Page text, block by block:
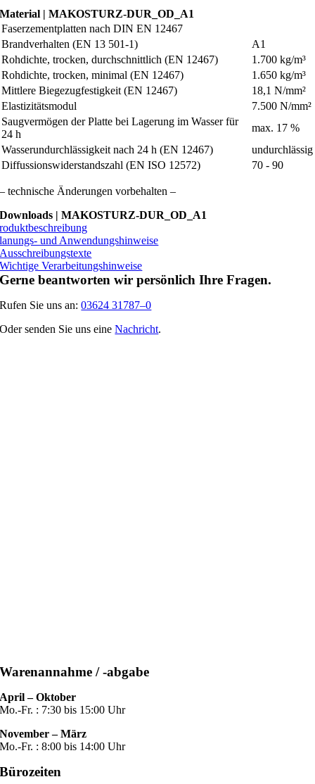
Material | MAKOSTURZ-DUR_OD_A1
Faserzementplatten nach DIN EN 12467
Brandverhalten (EN 13 501-1)
A1
Rohdichte, trocken, durchschnittlich (EN 12467)
1.700 kg/m³
Rohdichte, trocken, minimal (EN 12467)
1.650 kg/m³
Mittlere Biegezugfestigkeit (EN 12467)
18,1 N/mm²
Elastizitätsmodul
7.500 N/mm²
Saugvermögen der Platte bei Lagerung im Wasser für
24 h
max. 17 %
Wasserundurchlässigkeit nach 24 h (EN 12467)
undurchlässig
Diffussionswiderstandszahl (EN ISO 12572)
70 - 90
– technische Änderungen vorbehalten –
Downloads | MAKOSTURZ-DUR_OD_A1
und Anwendungshinweise
Ausschreibungstexte
Wichtige Verarbeitungshinweise
Gerne beantworten wir persönlich Ihre Fragen.
Rufen Sie uns an:03624 31787–0
Oder senden Sie uns eineNachricht.
Warenannahme / -abgabe
April – Oktober
Mo.-Fr. : 7:30 bis 15:00 Uhr
November – März
Mo.-Fr. : 8:00 bis 14:00 Uhr
Bürozeiten